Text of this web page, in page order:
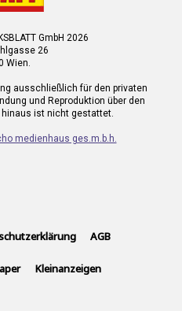
GmbH 2026
26
Wien.
ausschließlich für den privaten
und Reproduktion über den
ist nicht gestattet.
medienhaus ges.m.b.h.
AGB
Kleinanzeigen